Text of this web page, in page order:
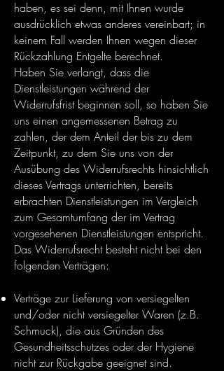
haben, es sei denn, mit Ihnen wurde
ausdrücklich etwas anderes vereinbart; in
keinem Fall werden Ihnen wegen dieser
Rückzahlung Entgelte berechnet.
Haben Sie verlangt, dass die
Dienstleistungen während der
Widerrufsfrist beginnen soll, so haben Sie
uns einen angemessenen Betrag zu
zahlen, der dem Anteil der bis zu dem
Zeitpunkt, zu dem Sie uns von der
Ausübung des Widerrufsrechts hinsichtlich
dieses Vertrags unterrichten, bereits
erbrachten Dienstleistungen im Vergleich
zum Gesamtumfang der im Vertrag
vorgesehenen Dienstleistungen entspricht.
Das Widerrufsrecht besteht nicht bei den
folgenden Verträgen:
Verträge zur Lieferung von versiegelten
und/oder nicht versiegelter Waren (z.B.
Schmuck), die aus Gründen des
Gesundheitsschutzes oder der Hygiene
nicht zur Rückgabe geeignet sind.